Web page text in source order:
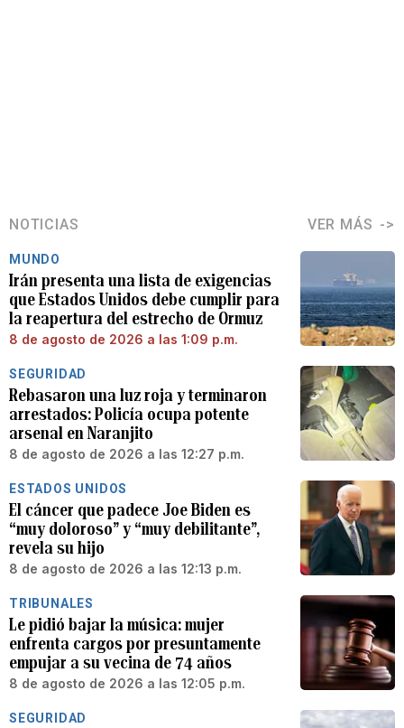
NOTICIAS VER MÁS
MUNDO
Irán presenta una lista de exigencias
que Estados Unidos debe cumplir para
la reapertura del estrecho de Ormuz
8 de agosto de 2026 a las 1:09 p.m.
SEGURIDAD
Rebasaron una luz roja y terminaron
arrestados: Policía ocupa potente
arsenal en Naranjito
8 de agosto de 2026 a las 12:27 p.m.
ESTADOS UNIDOS
El cáncer que padece Joe Biden es
“muy doloroso” y “muy debilitante”,
revela su hijo
8 de agosto de 2026 a las 12:13 p.m.
TRIBUNALES
Le pidió bajar la música: mujer
enfrenta cargos por presuntamente
empujar a su vecina de 74 años
8 de agosto de 2026 a las 12:05 p.m.
SEGURIDAD